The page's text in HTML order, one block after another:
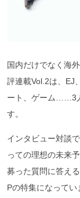
国内だけでなく海
評連載Vol.2は、EJ
ート、ゲーム……3
す。
インタビュー対談
っての理想の未来
募った質問に答え
Pの特集になって